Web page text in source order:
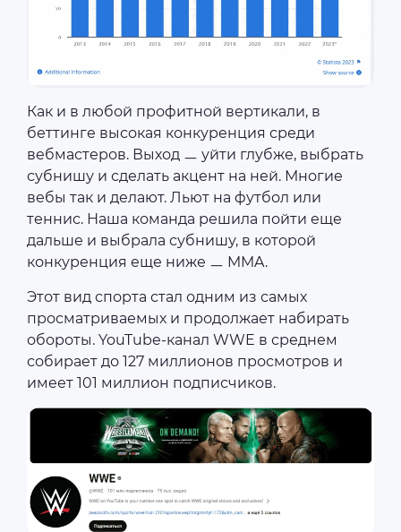
Как и в любой профитной вертикали, в
беттинге высокая конкуренция среди
вебмастеров. Выход ㅡ уйти глубже, выбрать
субнишу и сделать акцент на ней. Многие
вебы так и делают. Льют на футбол или
теннис. Наша команда решила пойти еще
дальше и выбрала субнишу, в которой
конкуренция еще ниже ㅡ MMA.
Этот вид спорта стал одним из самых
просматриваемых и продолжает набирать
обороты. YouTube-канал WWE в среднем
собирает до 127 миллионов просмотров и
имеет 101 миллион подписчиков.